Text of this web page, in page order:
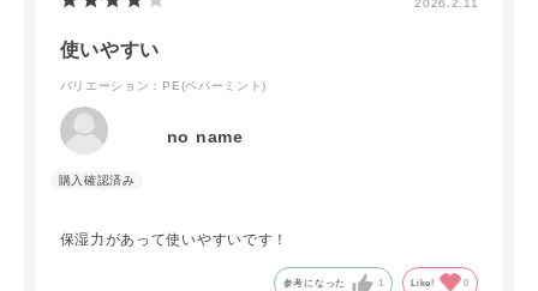
2026.2.11
使いやすい
バリエーション：PE(ペパーミント)
no name
保湿力があって使いやすいです！
参考になった 1 Like! 0